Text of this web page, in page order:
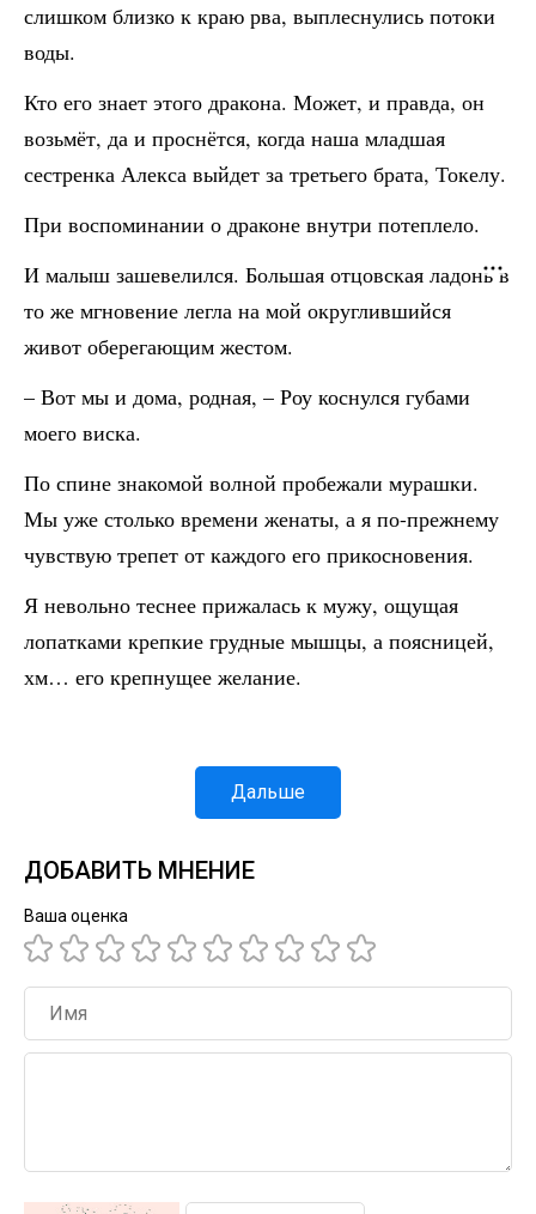
слишком близко к краю рва, выплеснулись потоки
воды.
Кто его знает этого дракона. Может, и правда, он
возьмёт, да и проснётся, когда наша младшая
сестренка Алекса выйдет за третьего брата, Токелу.
При воспоминании о драконе внутри потеплело.
И малыш зашевелился. Большая отцовская ладонь в
то же мгновение легла на мой округлившийся
живот оберегающим жестом.
– Вот мы и дома, родная, – Роу коснулся губами
моего виска.
По спине знакомой волной пробежали мурашки.
Мы уже столько времени женаты, а я по-прежнему
чувствую трепет от каждого его прикосновения.
Я невольно теснее прижалась к мужу, ощущая
лопатками крепкие грудные мышцы, а поясницей,
хм… его крепнущее желание.
Дальше
ДОБАВИТЬ МНЕНИЕ
Ваша оценка